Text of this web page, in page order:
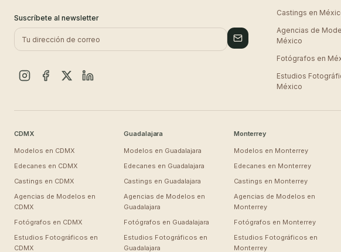
Suscríbete al newsletter
Castings en
Agencias de
México
Fotógrafos en
Estudios
México
CDMX
Modelos en CDMX
Edecanes en CDMX
Castings en CDMX
Agencias de Modelos en
CDMX
Fotógrafos en CDMX
Estudios Fotográficos en
CDMX
Guadalajara
Modelos en Guadalajara
Edecanes en Guadalajara
Castings en Guadalajara
Agencias de Modelos en
Guadalajara
Fotógrafos en Guadalajara
Estudios Fotográficos en
Guadalajara
Monterrey
Modelos en Monterrey
Edecanes en Monterrey
Castings en Monterrey
Agencias de Modelos en
Monterrey
Fotógrafos en Monterrey
Estudios Fotográficos en
Monterrey